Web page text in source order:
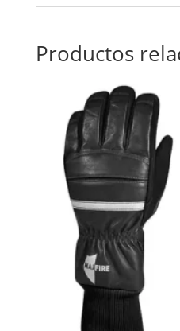
Productos